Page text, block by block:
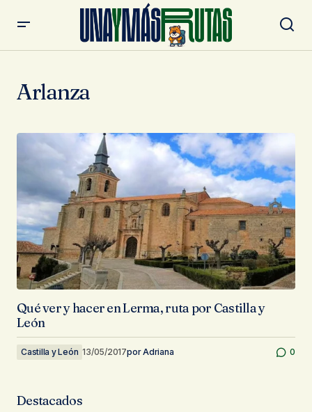
Arlanza
Qué ver y hacer en Lerma, ruta por Castilla y
León
Castilla y León 13/05/2017porAdriana 0
Destacados